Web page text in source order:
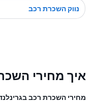
נווק השכרת רכב
איך מחירי
מחירי השכרת רכב